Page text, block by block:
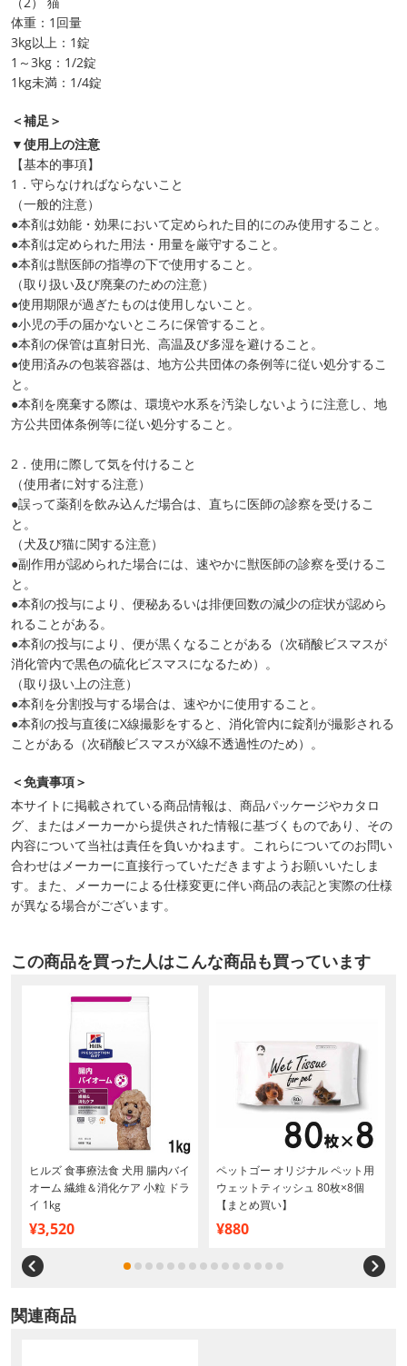
体重：1回量
3kg以上：1錠
1～3kg：1/2錠
1kg未満：1/4錠
＜補足＞
▼使用上の注意
【基本的事項】
1．守らなければならないこと
（一般的注意）
●本剤は効能・効果において定められた目的にのみ使用すること。
●本剤は定められた用法・用量を厳守すること。
●本剤は獣医師の指導の下で使用すること。
（取り扱い及び廃棄のための注意）
●使用期限が過ぎたものは使用しないこと。
●小児の手の届かないところに保管すること。
●本剤の保管は直射日光、高温及び多湿を避けること。
●使用済みの包装容器は、地方公共団体の条例等に従い処分するこ
と。
●本剤を廃棄する際は、環境や水系を汚染しないように注意し、地
方公共団体条例等に従い処分すること。
2．使用に際して気を付けること
（使用者に対する注意）
●誤って薬剤を飲み込んだ場合は、直ちに医師の診察を受けるこ
と。
（犬及び猫に関する注意）
●副作用が認められた場合には、速やかに獣医師の診察を受けるこ
と。
●本剤の投与により、便秘あるいは排便回数の減少の症状が認めら
れることがある。
●本剤の投与により、便が黒くなることがある（次硝酸ビスマスが
消化管内で黒色の硫化ビスマスになるため）。
（取り扱い上の注意）
●本剤を分割投与する場合は、速やかに使用すること。
●本剤の投与直後にX線撮影をすると、消化管内に錠剤が撮影される
ことがある（次硝酸ビスマスがX線不透過性のため）。
＜免責事項＞
本サイトに掲載されている商品情報は、商品パッケージやカタロ
グ、またはメーカーから提供された情報に基づくものであり、その
内容について当社は責任を負いかねます。これらについてのお問い
合わせはメーカーに直接行っていただきますようお願いいたしま
す。また、メーカーによる仕様変更に伴い商品の表記と実際の仕様
が異なる場合がございます。
この商品を買った人はこんな商品も買っています
ヒルズ 食事療法食 犬用 腸内バイ
オーム 繊維＆消化ケア 小粒 ドラ
イ 1kg
¥3,520
ペットゴー オリジナル ペット用
ウェットティッシュ 80枚×8個
【まとめ買い】
¥880
関連商品